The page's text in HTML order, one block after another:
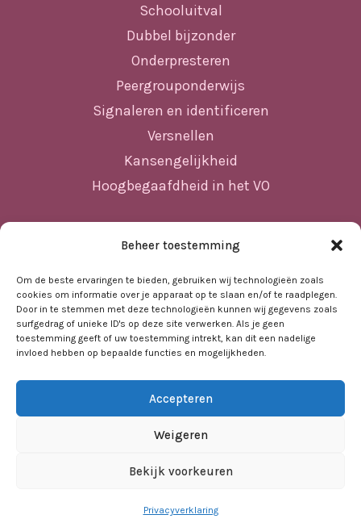
Beheer toestemming
Om de beste ervaringen te bieden, gebruiken wij technologieën zoals
cookies om informatie over je apparaat op te slaan en/of te raadplegen.
Door in te stemmen met deze technologieën kunnen wij gegevens zoals
surfgedrag of unieke ID's op deze site verwerken. Als je geen
toestemming geeft of uw toestemming intrekt, kan dit een nadelige
invloed hebben op bepaalde functies en mogelijkheden.
Accepteren
Weigeren
Bekijk voorkeuren
Privacyverklaring
Schooluitval
Dubbel bijzonder
Onderpresteren
Peergrouponderwijs
Signaleren en identificeren
Versnellen
Kansengelijkheid
Hoogbegaafdheid in het VO
Home
Nieuws
Agenda
Kennisbank
Sociale kaart
Over ons
Contact